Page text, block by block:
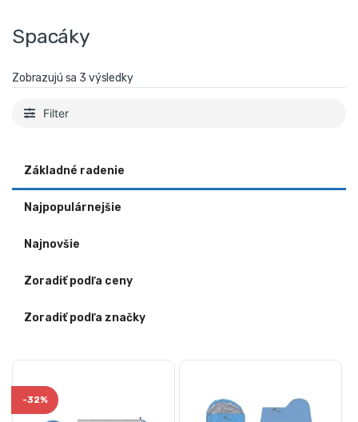
Spacáky
Zobrazujú sa 3 výsledky
Filter
Základné radenie
Najpopulárnejšie
Najnovšie
Zoradiť podľa ceny
Zoradiť podľa značky
-32%